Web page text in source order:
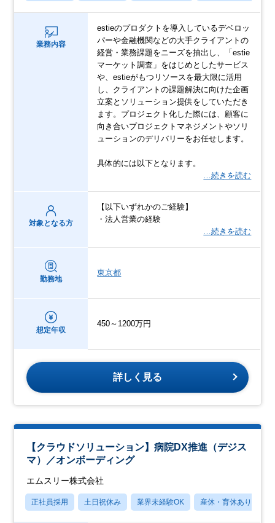
業務内容
estieのプロダクトを導入しているデベロッ
パーや金融機関などの大手クライアントの
経営・業務課題をニーズを抽出し、「estie
マーケット調査」をはじめとしたサービス
や、estieがもつリソースを最大限に活用
し、クライアントの課題解決に向けた企画
立案とソリューション提供をしていただき
ます。プロジェクト化した際には、顧客に
向き合いプロジェクトマネジメントやソリ
ューションのデリバリーをお任せします。
具体的には以下となります。
…続きを読む
対象となる方
【以下いずれかのご経験】
・法人営業の経験
…続きを読む
勤務地
東京都
想定年収
450～1200万円
詳しく見る
【クラウドソリューション】病院DX推進（デジス
マ）／オンボーディング
エムスリー株式会社
正社員採用 土日祝休み 業界未経験OK 産休・育休あり